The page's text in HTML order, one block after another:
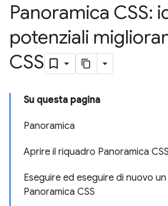
Panoramica CSS:
potenziali
CSS
Su questa pagina
Panoramica
Aprire il riquadro Panoramica CSS
Eseguire ed eseguire di nuovo
Panoramica CSS